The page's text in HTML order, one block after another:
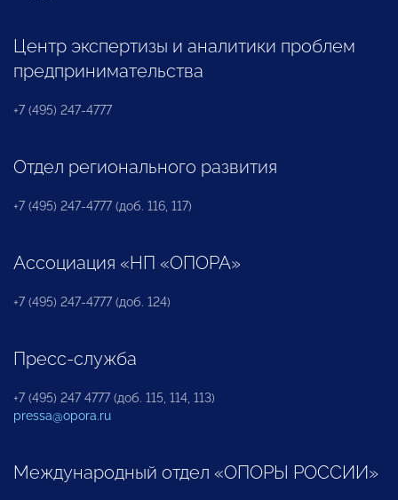
Центр экспертизы и аналитики проблем
предпринимательства
+7 (495) 247-4777
Отдел регионального развития
+7 (495) 247-4777 (доб. 116, 117)
Ассоциация «НП «ОПОРА»
+7 (495) 247-4777 (доб. 124)
Пресс-служба
+7 (495) 247 4777 (доб. 115, 114, 113)
pressa@opora.ru
Международный отдел «ОПОРЫ РОССИИ»